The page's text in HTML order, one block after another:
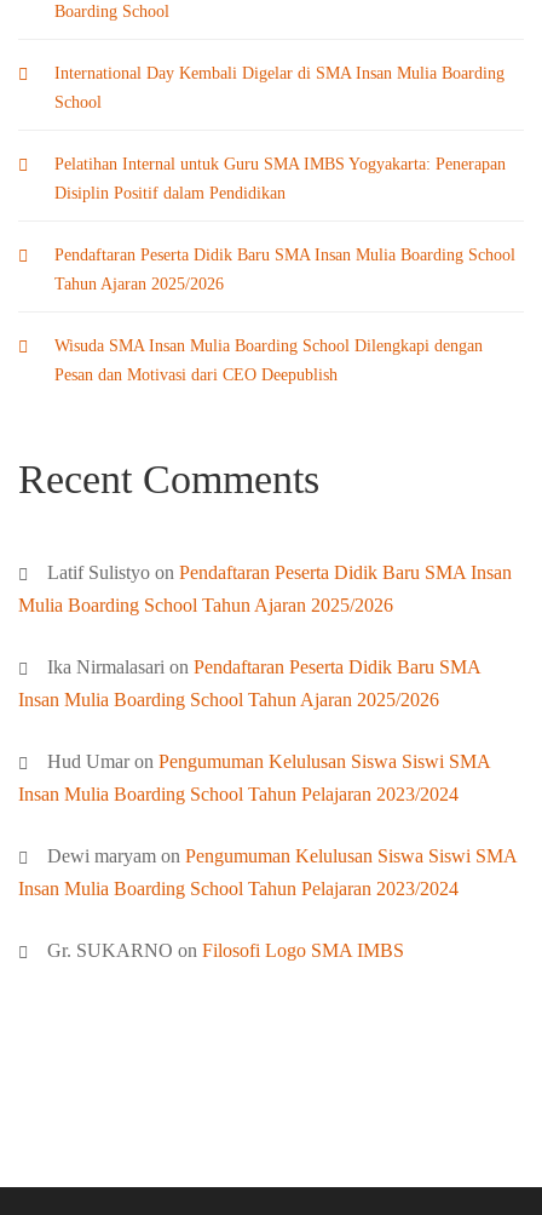
Boarding School
International Day Kembali Digelar di SMA Insan Mulia Boarding
School
Pelatihan Internal untuk Guru SMA IMBS Yogyakarta: Penerapan
Disiplin Positif dalam Pendidikan
Pendaftaran Peserta Didik Baru SMA Insan Mulia Boarding School
Tahun Ajaran 2025/2026
Wisuda SMA Insan Mulia Boarding School Dilengkapi dengan
Pesan dan Motivasi dari CEO Deepublish
Recent Comments
Latif Sulistyo on Pendaftaran Peserta Didik Baru SMA Insan
Mulia Boarding School Tahun Ajaran 2025/2026
Ika Nirmalasari on Pendaftaran Peserta Didik Baru SMA
Insan Mulia Boarding School Tahun Ajaran 2025/2026
Hud Umaron Pengumuman Kelulusan Siswa Siswi SMA
Insan Mulia Boarding School Tahun Pelajaran 2023/2024
Dewi maryam on Pengumuman Kelulusan Siswa Siswi SMA
Insan Mulia Boarding School Tahun Pelajaran 2023/2024
Gr. SUKARNO on Filosofi Logo SMA IMBS